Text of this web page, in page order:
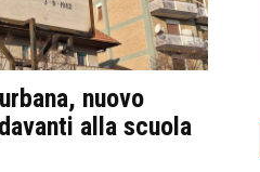
nuovo
alla scuola